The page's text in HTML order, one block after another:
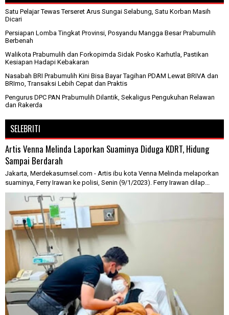
Satu Pelajar Tewas Terseret Arus Sungai Selabung, Satu Korban Masih
Dicari
Persiapan Lomba Tingkat Provinsi, Posyandu Mangga Besar Prabumulih
Berbenah
Walikota Prabumulih dan Forkopimda Sidak Posko Karhutla, Pastikan
Kesiapan Hadapi Kebakaran
Nasabah BRI Prabumulih Kini Bisa Bayar Tagihan PDAM Lewat BRIVA dan
BRImo, Transaksi Lebih Cepat dan Praktis
Pengurus DPC PAN Prabumulih Dilantik, Sekaligus Pengukuhan Relawan
dan Rakerda
SELEBRITI
Artis Venna Melinda Laporkan Suaminya Diduga KDRT, Hidung
Sampai Berdarah
Jakarta, Merdekasumsel.com - Artis ibu kota Venna Melinda melaporkan
suaminya, Ferry Irawan ke polisi, Senin (9/1/2023). Ferry Irawan dilap...